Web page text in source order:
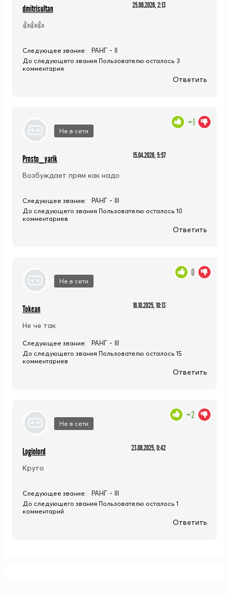
dmitrisultan 25.06.2026, 2:13
👍👍👍
Следующее звание: РАНГ - II
До следующего звания Пользователю осталось 3
комментария
Ответить
Не в сети
Prosto_yarik 15.04.2026, 5:57
Возбуждает прям как надо
+1
Следующее звание: РАНГ - III
До следующего звания Пользователю осталось 10
комментариев
Ответить
Не в сети
Tokean 16.10.2025, 10:13
Не че так
0
Следующее звание: РАНГ - III
До следующего звания Пользователю осталось 15
комментариев
Ответить
Не в сети
Loginlord 23.08.2025, 0:42
Круто
+2
Следующее звание: РАНГ - III
До следующего звания Пользователю осталось 1
комментарий
Ответить